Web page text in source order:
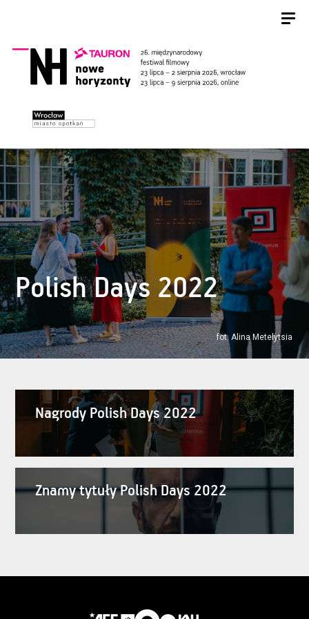
fot. Alina Metelytsia
Polish Days 2022
Nagrody Polish Days 2022
Znamy tytuły Polish Days 2022